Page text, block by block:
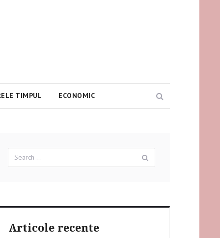
TIMPUL ECONOMIC
for:
Articole recente